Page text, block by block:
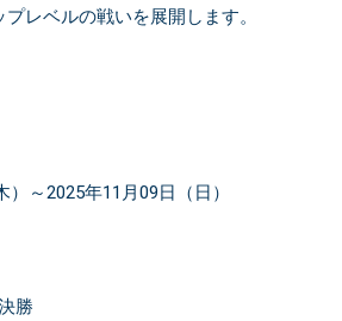
レベルの戦いを展開します。
～2025年11月09日（日）
勝